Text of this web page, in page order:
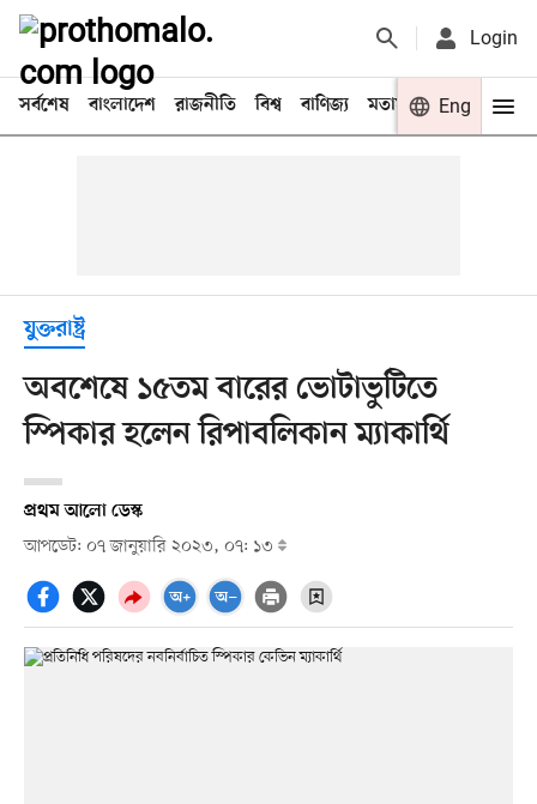
Login
সর্বশেষ বাংলাদেশ রাজনীতি বিশ্ব বাণিজ্য মতামত খেলা
Eng
যুক্তরাষ্ট্র
অবশেষে ১৫তম বারের ভোটাভুটিতে
স্পিকার হলেন রিপাবলিকান ম্যাকার্থি
প্রথম আলো ডেস্ক
আপডেট: ০৭ জানুয়ারি ২০২৩, ০৭: ১৩